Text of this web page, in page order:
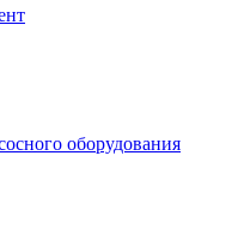
оборудования